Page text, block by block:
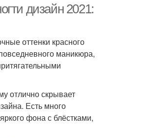
дизайн 2021:
оттенки красного
маникюра,
отлично скрывает
Есть много
фона с блёстками,